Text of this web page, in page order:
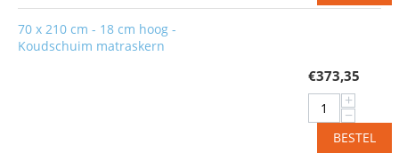
70 x 210 cm - 18 cm hoog -
Koudschuim matraskern
€373,35
+
−
BESTEL